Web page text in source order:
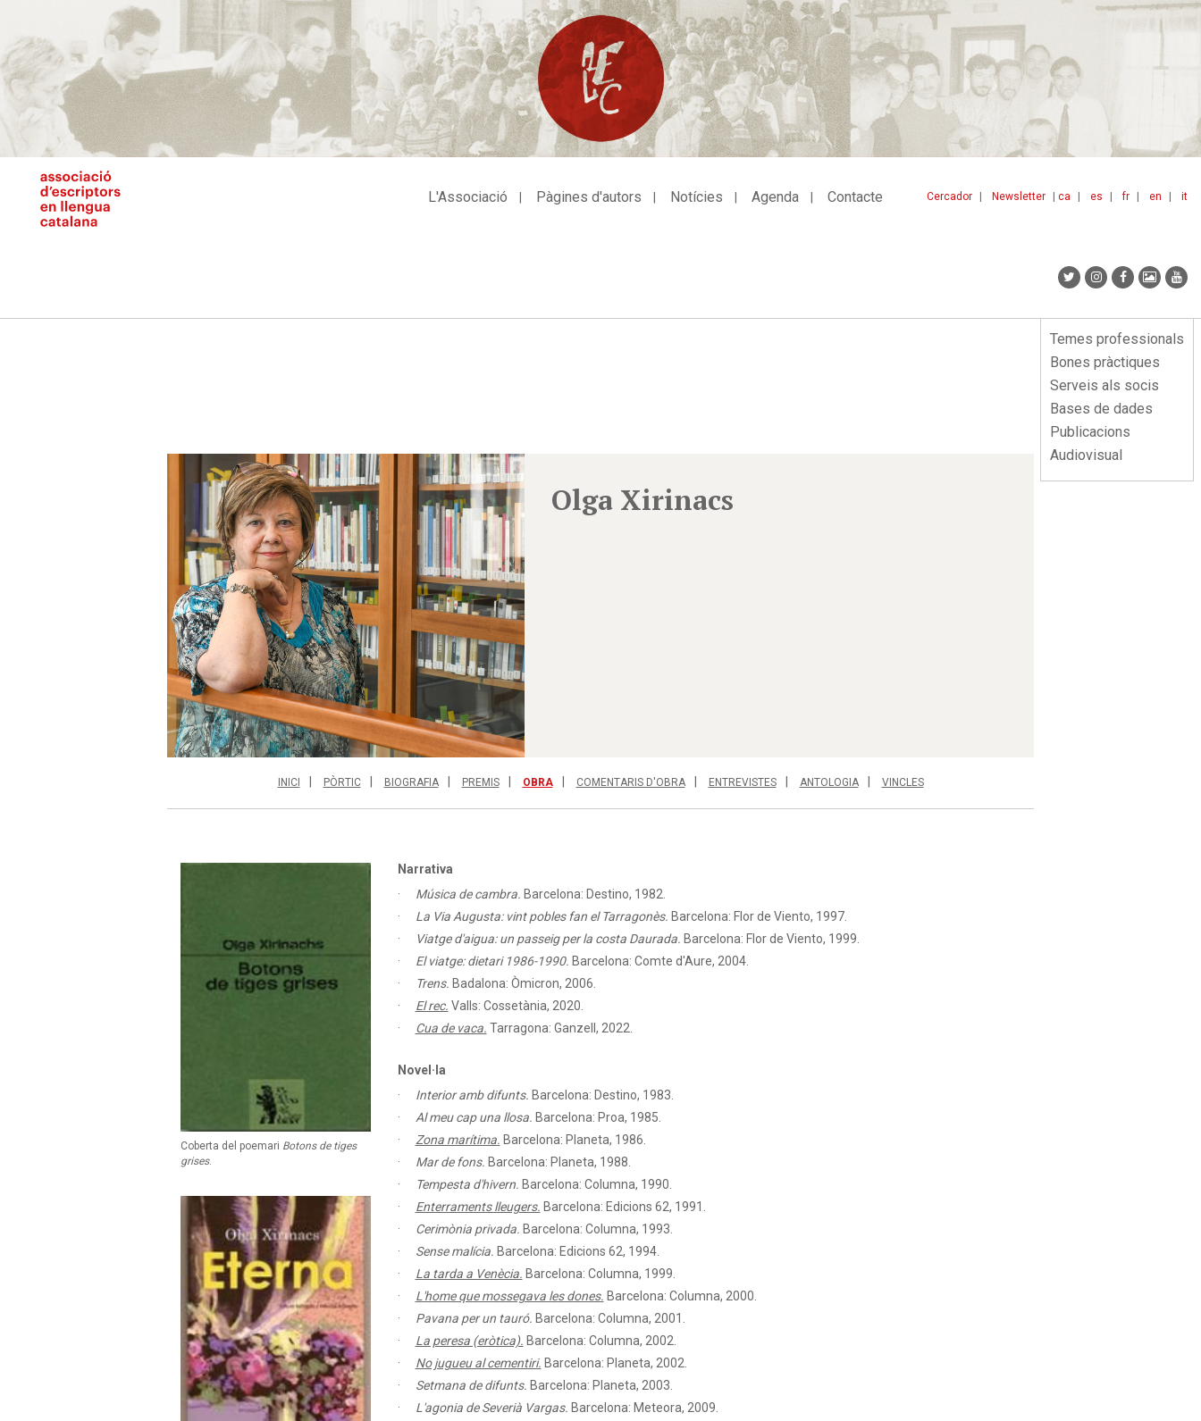
contingut
ca es fr en it
Cercador Newsletter
L'Associació Pàgines d'autors Notícies Agenda Contacte
Menu
lateral
Temes professionals
Bones pràctiques
Serveis als socis
Bases de dades
Publicacions
Audiovisual
Olga Xirinacs
INICI PÒRTIC BIOGRAFIA PREMIS OBRA COMENTARIS D'OBRA ENTREVISTES ANTOLOGIA VINCLES
Coberta del poemari Botons de tiges
grises.
Narrativa
Música de cambra. Barcelona: Destino, 1982.
La Via Augusta: vint pobles fan el Tarragonès. Barcelona: Flor de Viento, 1997.
Viatge d'aigua: un passeig per la costa Daurada. Barcelona: Flor de Viento, 1999.
El viatge: dietari 1986-1990. Barcelona: Comte d'Aure, 2004.
Trens. Badalona: Òmicron, 2006.
El rec. Valls: Cossetània, 2020.
Cua de vaca. Tarragona: Ganzell, 2022.
Novel·la
Interior amb difunts. Barcelona: Destino, 1983.
Al meu cap una llosa. Barcelona: Proa, 1985.
Zona marítima. Barcelona: Planeta, 1986.
Mar de fons. Barcelona: Planeta, 1988.
Tempesta d'hivern. Barcelona: Columna, 1990.
Enterraments lleugers. Barcelona: Edicions 62, 1991.
Cerimònia privada. Barcelona: Columna, 1993.
Sense malícia. Barcelona: Edicions 62, 1994.
La tarda a Venècia. Barcelona: Columna, 1999.
L'home que mossegava les dones. Barcelona: Columna, 2000.
Pavana per un tauró. Barcelona: Columna, 2001.
La peresa (eròtica). Barcelona: Columna, 2002.
No jugueu al cementiri. Barcelona: Planeta, 2002.
Setmana de difunts. Barcelona: Planeta, 2003.
L'agonia de Severià Vargas. Barcelona: Meteora, 2009.